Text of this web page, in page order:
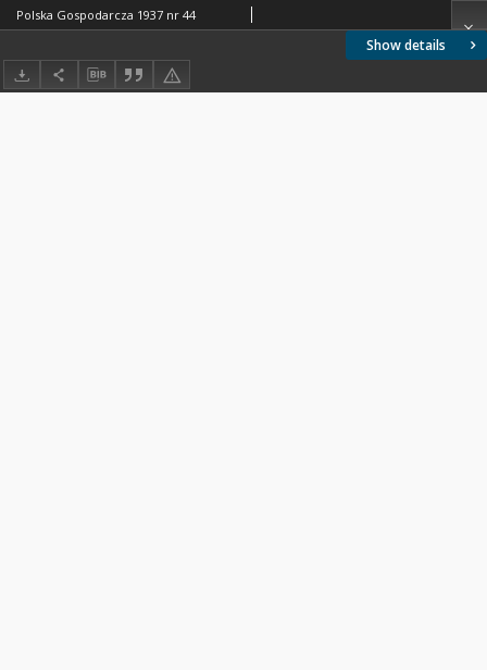
Show details
Polska Gospodarcza 1937 nr 44